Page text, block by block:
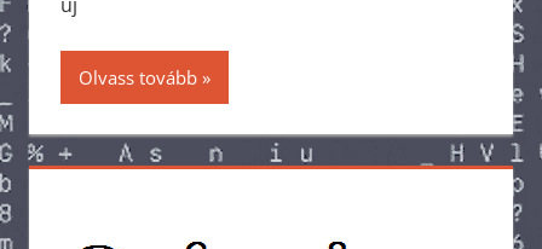
Olvass tovább